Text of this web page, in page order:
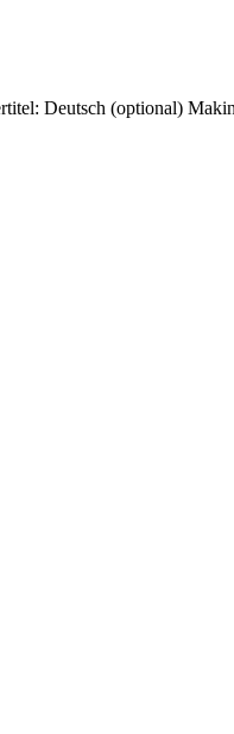
Deutsch (optional)